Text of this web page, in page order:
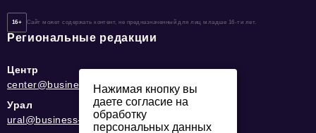
16+ Сайт может содержать контент, не предназначенный для лиц младше 16-ти лет.
Региональные редакции
Центр
center@business-magazine.online
Урал
ural@business-magazine.online
Нажимая кнопку вы
даете согласие на
обработку
персональных данных